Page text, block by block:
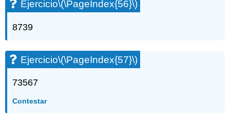
Ejercicio\(\PageIndex{56}\)
8739
Ejercicio\(\PageIndex{57}\)
73567
Contestar